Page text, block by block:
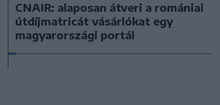
CNAIR: alaposan átveri a romániai
útdíjmatricát vásárlókat egy
magyarországi portál